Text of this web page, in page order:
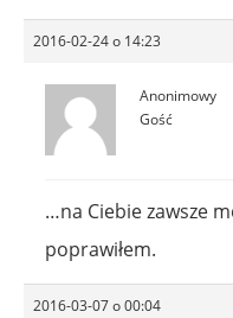
2016-02-24 o 14:23
Anonimowy
Gość
…na Ciebie zawsze
poprawiłem.
2016-03-07 o 00:04